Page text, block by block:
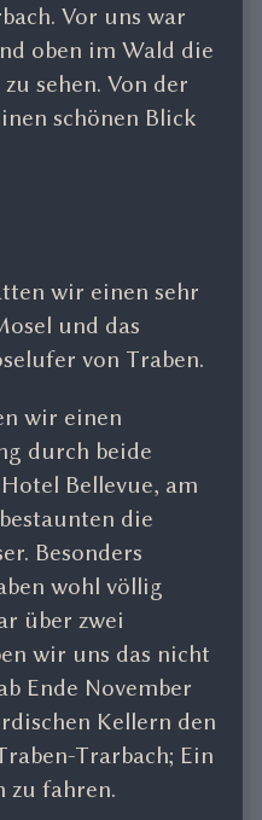
Vor uns war
oben im Wald die
sehen. Von der
schönen Blick
wir einen sehr
und das
von Traben.
wir einen
durch beide
Bellevue, am
die
Besonders
wohl völlig
über zwei
wir uns das nicht
Ende November
Kellern den
Trarbach; Ein
zu fahren.